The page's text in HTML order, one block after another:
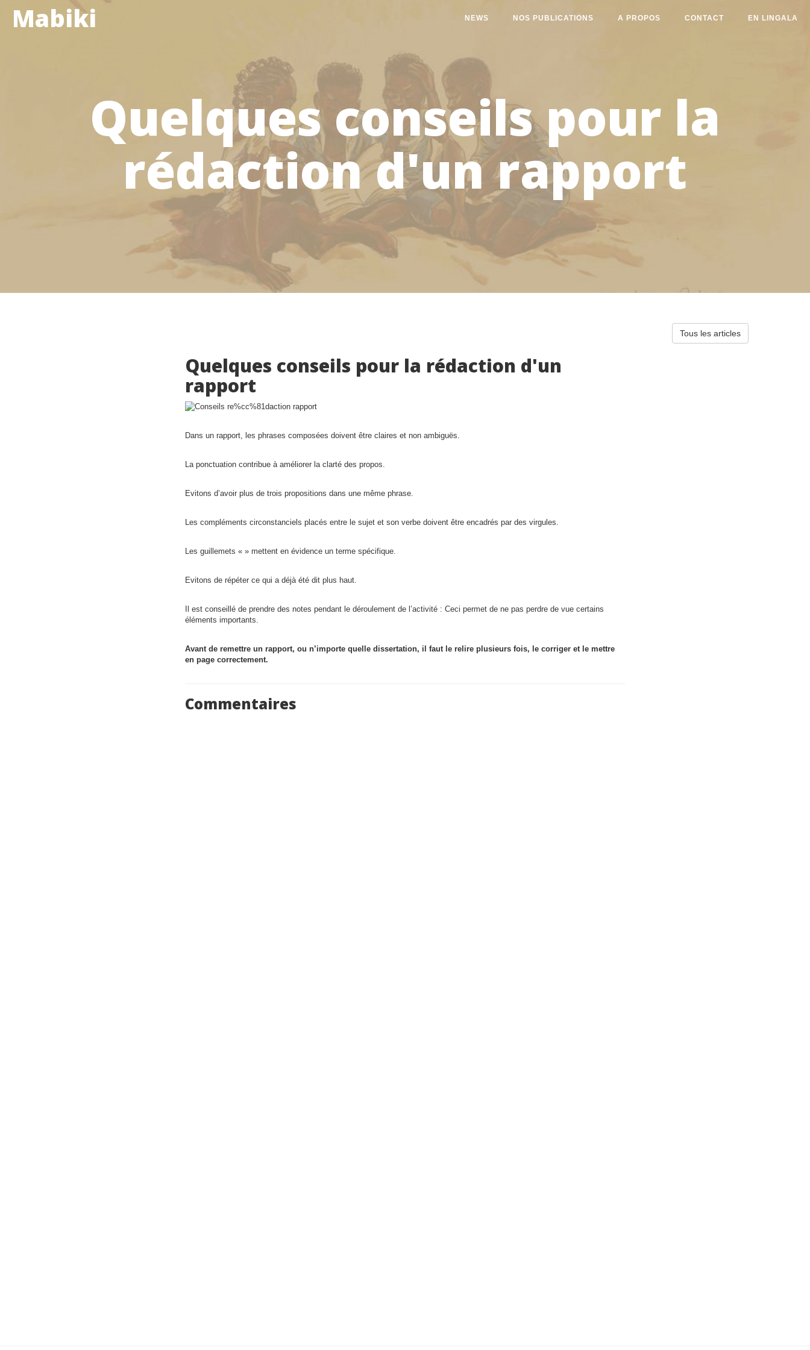
Mabiki NEWS NOS PUBLICATIONS A PROPOS CONTACT EN LINGALA
Quelques conseils pour la
rédaction d'un rapport
Tous les articles
Quelques conseils pour la rédaction d'un
rapport
Dans un rapport, les phrases composées doivent être claires et non ambiguës.
La ponctuation contribue à améliorer la clarté des propos.
Evitons d’avoir plus de trois propositions dans une même phrase.
Les compléments circonstanciels placés entre le sujet et son verbe doivent être encadrés par des virgules.
Les guillemets « » mettent en évidence un terme spécifique.
Evitons de répéter ce qui a déjà été dit plus haut.
Il est conseillé de prendre des notes pendant le déroulement de l’activité : Ceci permet de ne pas perdre de vue certains
éléments importants.
Avant de remettre un rapport, ou n’importe quelle dissertation, il faut le relire plusieurs fois, le corriger et le mettre
en page correctement.
Commentaires